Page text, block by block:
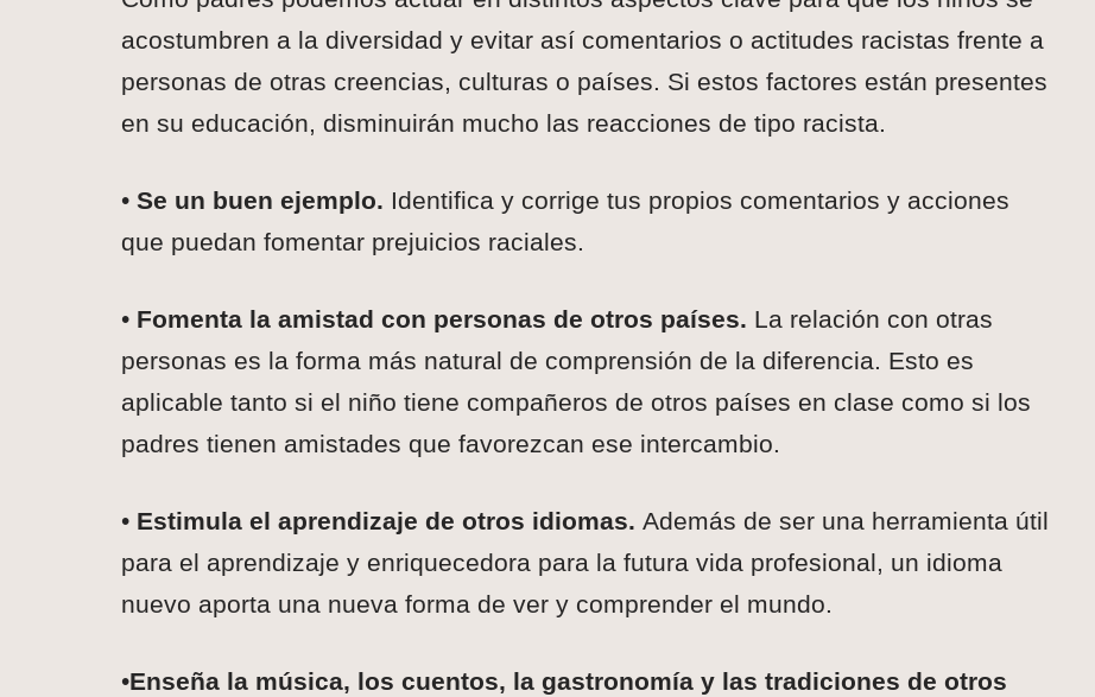
acostumbren a la diversidad y evitar así comentarios o actitudes racistas frente a
personas de otras creencias, culturas o países. Si estos factores están presentes
en su educación, disminuirán mucho las reacciones de tipo racista.
• Se un buen ejemplo. Identifica y corrige tus propios comentarios y acciones
que puedan fomentar prejuicios raciales.
• Fomenta la amistad con personas de otros países. La relación con otras
personas es la forma más natural de comprensión de la diferencia. Esto es
aplicable tanto si el niño tiene compañeros de otros países en clase como si los
padres tienen amistades que favorezcan ese intercambio.
• Estimula el aprendizaje de otros idiomas. Además de ser una herramienta útil
para el aprendizaje y enriquecedora para la futura vida profesional, un idioma
nuevo aporta una nueva forma de ver y comprender el mundo.
•Enseña la música, los cuentos, la gastronomía y las tradiciones de otros